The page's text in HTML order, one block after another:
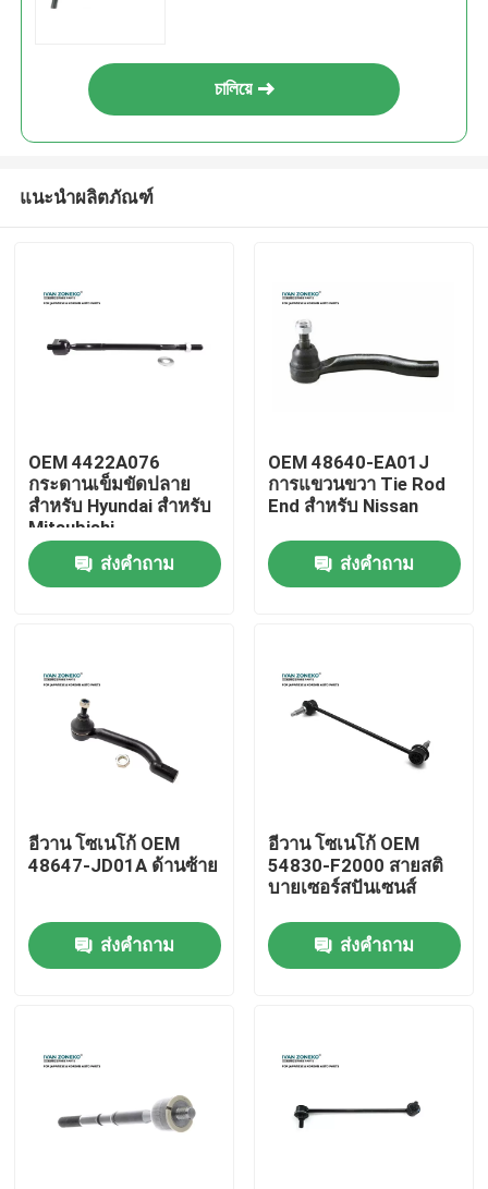
วิดีโอ
เกี่ยวกับเรา
ควบคุมคุณภาพ
চালিয়ে
แนะนำผลิตภัณฑ์
OEM 4422A076
กระดานเข็มขัดปลาย
สําหรับ Hyundai สําหรับ
Mitsubishi
ส่งคำถาม
OEM 48640-EA01J
การแขวนขวา Tie Rod
End สําหรับ Nissan
ส่งคำถาม
อีวาน โซเนโก้ OEM
48647-JD01A ด้านซ้าย
ส่งคำถาม
อีวาน โซเนโก้ OEM
54830-F2000 สายสติ
บายเซอร์สปันเซนส์
ส่งคำถาม